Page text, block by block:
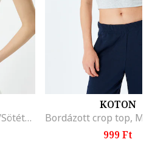
Mintás crop póló, Fehér/Sötétszürke
KOTON
999 Ft